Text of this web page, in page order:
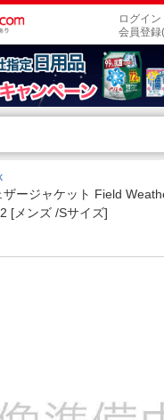
ログイン
会員登録
ザージャケット Field
[メンズ /Sサイズ]